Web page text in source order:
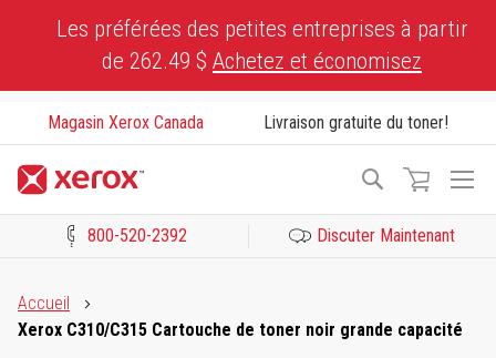
Les préférées des petites entreprises à partir
de 262.49 $ Achetez et économisez
Magasin Xerox Canada Livraison gratuite du toner!
Recherche
800-520-2392 Discuter Maintenant
Accueil
Xerox C310/C315 Cartouche de toner noir grande capacité